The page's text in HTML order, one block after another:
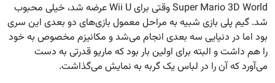
Super Mario 3D World وقتی برای Wii U عرضه شد، خیلی محبوب
شد. گیم پلی بازی شبیه به مراحل معمول بازی‌های دو بعدی این سری
بود اما در دنیایی سه بعدی انجام می‌شد و مکانیزم مخصوص به خود
را هم داشت و البته برای اولین بار بود که ماریو قدرتی به دست
می‌آورد که آن را در لباس یک گربه به نمایش می‌گذاشت.